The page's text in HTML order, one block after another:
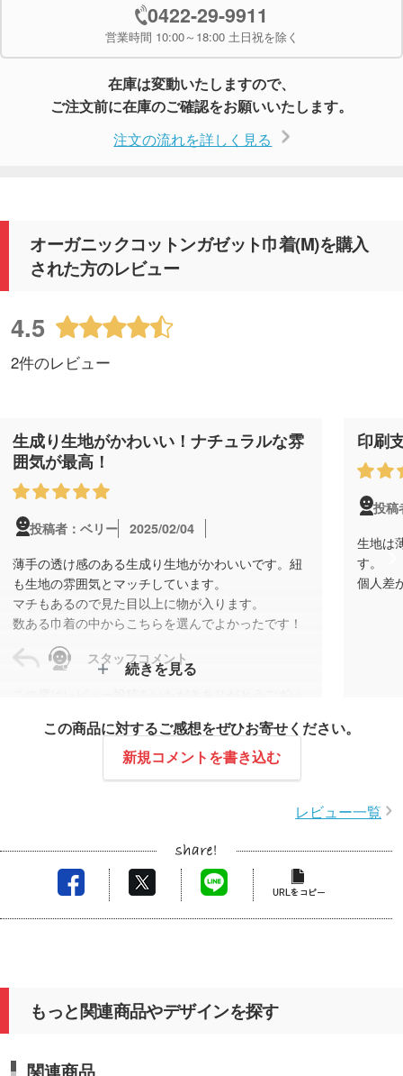
0422-29-9911
営業時間 10:00～18:00 土日祝を除く
在庫は変動いたしますので、
ご注文前に在庫のご確認をお願いいたします。
注文の流れを詳しく見る
オーガニックコットンガゼット巾着(M)を購入
された方のレビュー
4.5
2件のレビュー
生成り生地がかわいい！ナチュラルな雰
囲気が最高！
投稿者：ベリー
2025/02/04
薄手の透け感のある生成り生地がかわいいです。紐
も生地の雰囲気とマッチしています。
マチもあるので見た目以上に物が入ります。
数ある巾着の中からこちらを選んでよかったです！
スタッフコメント
生成り生地の風合いや紐のデザインを気に入ってい
ただけたようで嬉しく思います！
続きを見る
印刷
投稿
生地は
す。
個人差
この商品に対するご感想をぜひお寄せください。
新規コメントを書き込む
レビュー一覧
もっと関連商品やデザインを探す
関連商品